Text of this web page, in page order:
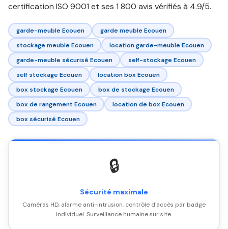
certification ISO 9001 et ses 1 800 avis vérifiés à 4.9/5.
garde-meuble Ecouen
garde meuble Ecouen
stockage meuble Ecouen
location garde-meuble Ecouen
garde-meuble sécurisé Ecouen
self-stockage Ecouen
self stockage Ecouen
location box Ecouen
box stockage Ecouen
box de stockage Ecouen
box de rangement Ecouen
location de box Ecouen
box sécurisé Ecouen
🔒
Sécurité maximale
Caméras HD, alarme anti-intrusion, contrôle d'accès par badge
individuel. Surveillance humaine sur site.